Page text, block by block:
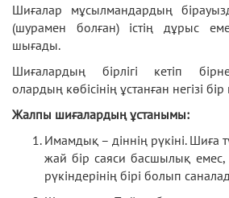
Шиғалар мұсылмандардың
(шурамен болған) істің дұрыс
шығады.
Шиғалардың бірлігі кетіп
олардың көбісінің ұстанған негізі бір
Жалпы шиғалардың ұстанымы:
Имамдық – діннің рүкіні. Шиға
жай бір саяси басшылық емес,
рүкіндерінің бірі болып